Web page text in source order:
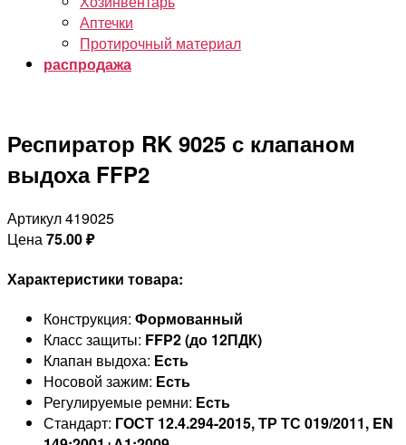
Аптечки
Протирочный материал
распродажа
Респиратор RK 9025 с клапаном
выдоха FFP2
Артикул 419025
Цена75.00₽
Характеристики товара:
Конструкция: Формованный
Класс защиты: FFP2 (до 12ПДК)
Клапан выдоха: Есть
Носовой зажим: Есть
Регулируемые ремни: Есть
Стандарт: ГОСТ 12.4.294-2015, ТР ТС 019/2011, EN